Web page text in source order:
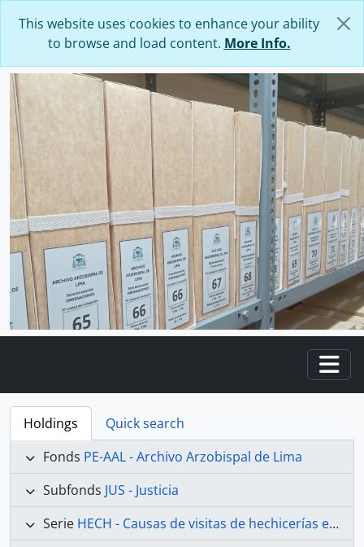
This website uses cookies to enhance your ability
to browse and load content. More Info.
Holdings
Quick search
Fonds PE-AAL - Archivo Arzobispal de Lima
Subfonds JUS - Justicia
Serie HECH - Causas de visitas de hechicerías e Idolatrías